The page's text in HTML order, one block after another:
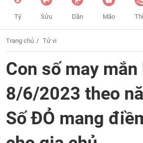
Tý Sửu Dần Mão
Trang chủ Tử vi
Con số may
8/6/2023 theo
Số ĐỎ mang